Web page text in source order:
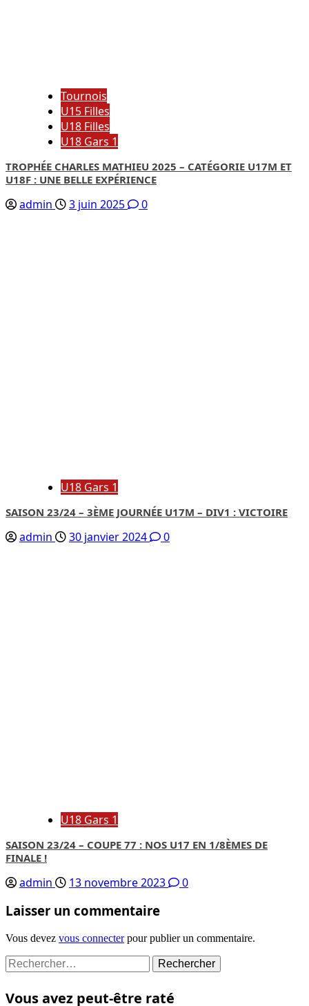
Tournois
U15 Filles
U18 Filles
U18 Gars 1
TROPHÉE CHARLES MATHIEU 2025 – CATÉGORIE U17M ET
U18F : UNE BELLE EXPÉRIENCE
admin 3 juin 2025 0
U18 Gars 1
SAISON 23/24 – 3ÈME JOURNÉE U17M – DIV1 : VICTOIRE
admin 30 janvier 2024 0
U18 Gars 1
SAISON 23/24 – COUPE 77 : NOS U17 EN 1/8ÈMES DE
FINALE !
admin 13 novembre 2023 0
Laisser un commentaire
Vous devez vous connecterpour publier un commentaire.
Rechercher :
Vous avez peut-être raté